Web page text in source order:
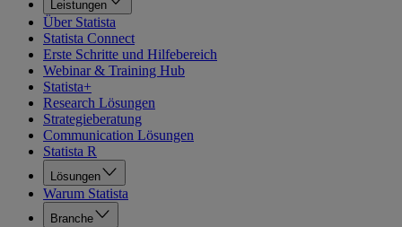
Leistungen
Über Statista
Statista Connect
Erste Schritte und Hilfebereich
Webinar & Training Hub
Statista+
Research Lösungen
Strategieberatung
Communication Lösungen
Statista R
Lösungen
Warum Statista
Branche